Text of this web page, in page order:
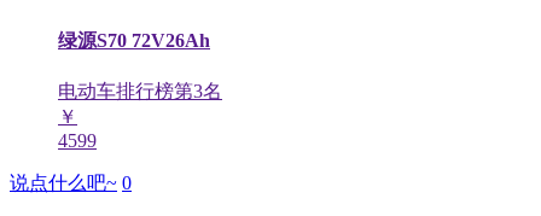
绿源S70 72V26Ah
电动车排行榜第3名
￥
4599
说点什么吧~ 0